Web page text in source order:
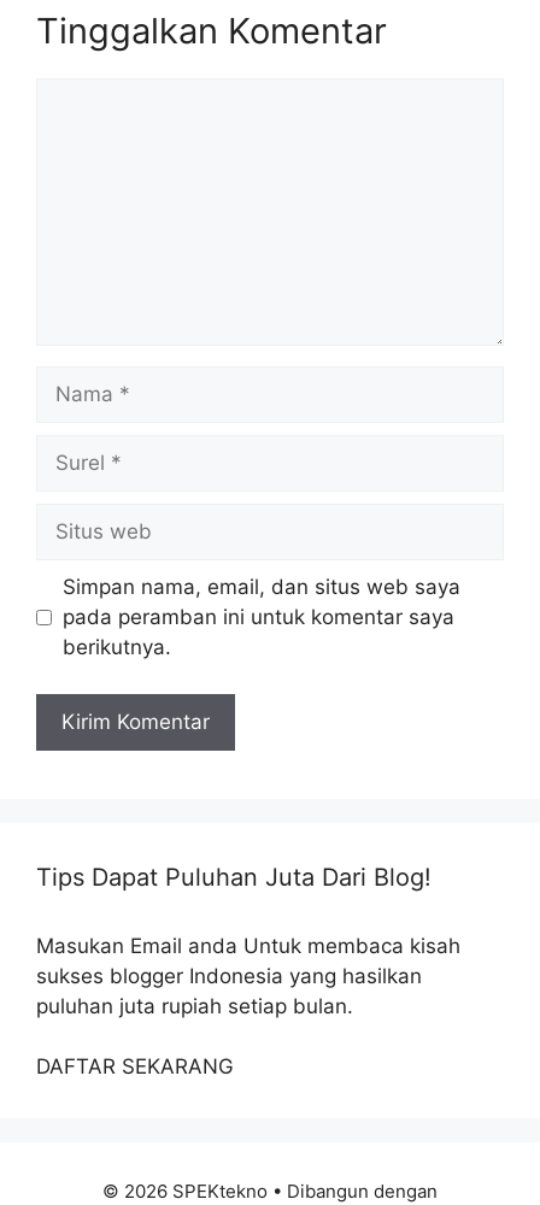
Tinggalkan Komentar
Nama
Surel
Situs
web
Simpan nama, email, dan situs web saya
pada peramban ini untuk komentar saya
berikutnya.
Tips Dapat Puluhan Juta Dari Blog!
Masukan Email anda Untuk membaca kisah
sukses blogger Indonesia yang hasilkan
puluhan juta rupiah setiap bulan.
DAFTAR SEKARANG
© 2026 SPEKtekno • Dibangun dengan